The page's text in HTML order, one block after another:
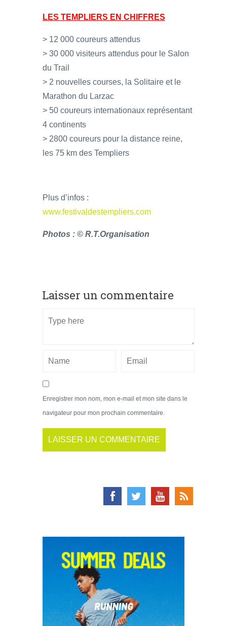
LES TEMPLIERS EN CHIFFRES
> 12 000 coureurs attendus
> 30 000 visiteurs attendus pour le Salon
du Trail
> 2 nouvelles courses, la Solitaire et le
Marathon du Larzac
> 50 coureurs internationaux représentant
4 continents
> 2800 coureurs pour la distance reine,
les 75 km des Templiers
Plus d’infos :
www.festivaldestempliers.com
Photos : © R.T.Organisation
Laisser un commentaire
Enregistrer mon nom, mon e-mail et mon site dans le
navigateur pour mon prochain commentaire.